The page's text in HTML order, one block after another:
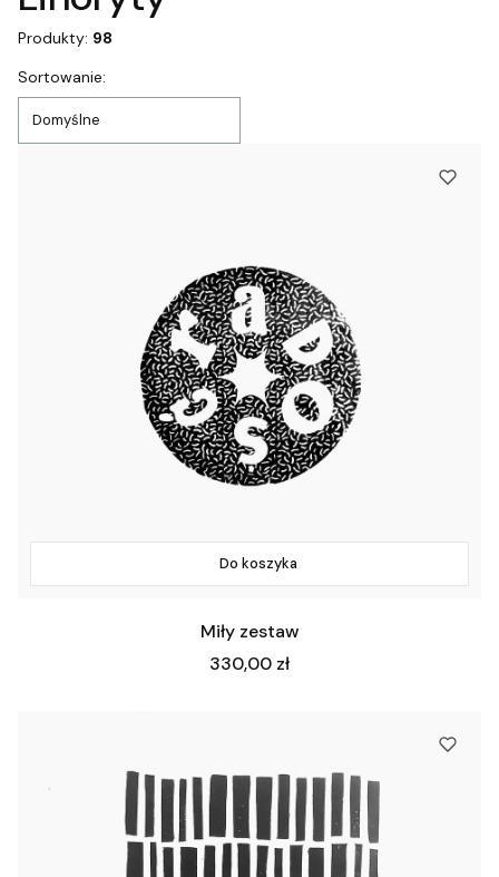
Produkty: 98
Lista produktów
Sortowanie:
Domyślne
Do koszyka
Miły zestaw
Cena
330,00 zł